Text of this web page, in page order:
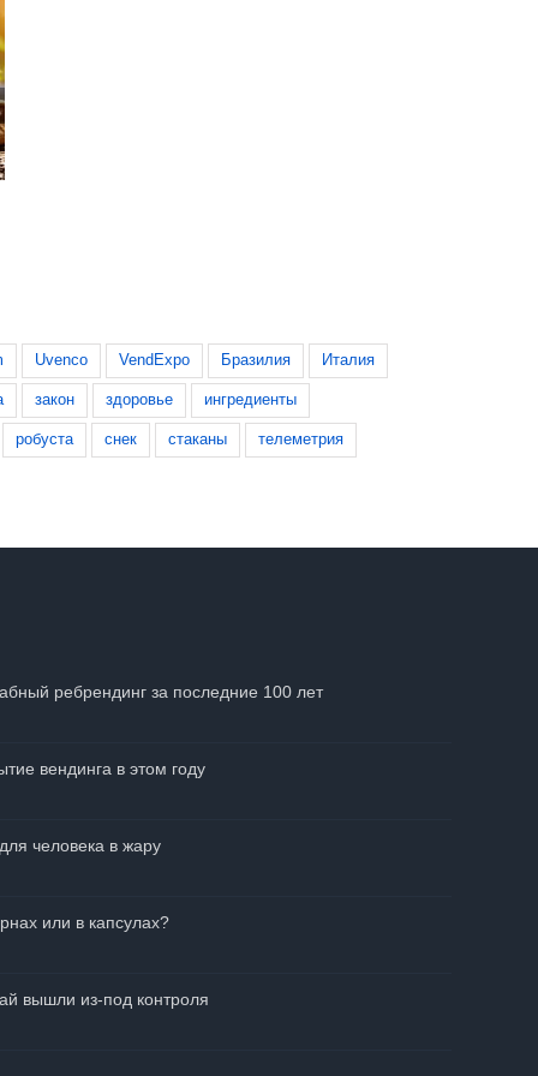
Uvenco VendExpo Бразилия Италия
закон здоровье ингредиенты
робуста снек стаканы телеметрия
ребрендинг за последние 100 лет
вендинга в этом году
человека в жару
или в капсулах?
вышли из-под контроля